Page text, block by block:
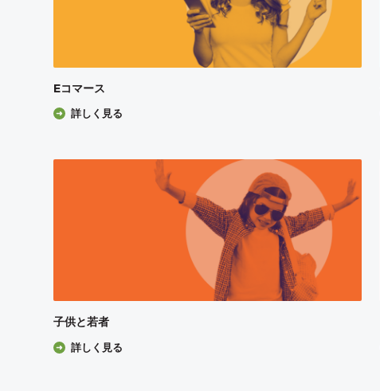
Eコマース
詳しく見る
子供と若者
詳しく見る